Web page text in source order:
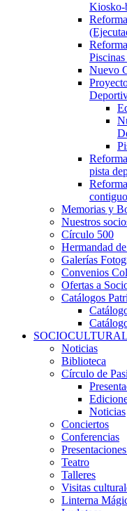
Kiosko-
Nuevo
pista
Memorias y
Nuestros
Círculo 500
Hermandad
Galerías
Convenios
Ofertas a
Catálogos
SOCIOCULTURAL
Noticias
Biblioteca
Círculo de
Noticias
Conciertos
Conferencias
Teatro
Talleres
Visitas
Linterna